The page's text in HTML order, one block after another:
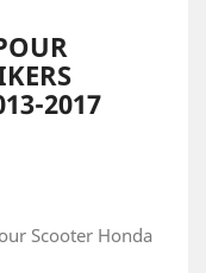
2017
Scooter Honda